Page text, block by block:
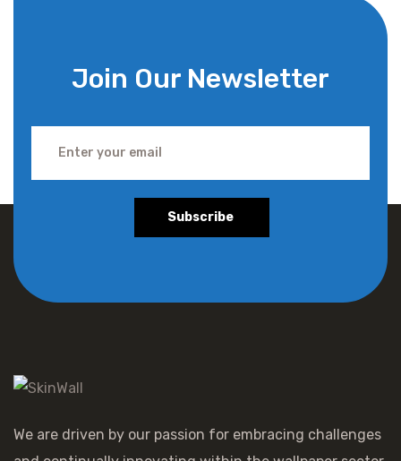
Join Our Newsletter
Subscribe
We are driven by our passion for embracing challenges